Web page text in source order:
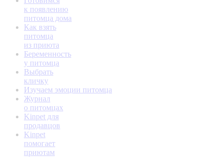
к появлению
питомца дома
Как взять
питомца
из приюта
Беременность
у питомца
Выбрать
кличку
Изучаем эмоции питомца
Журнал
о питомцах
Kinpet для
продавцов
Kinpet
помогает
приютам